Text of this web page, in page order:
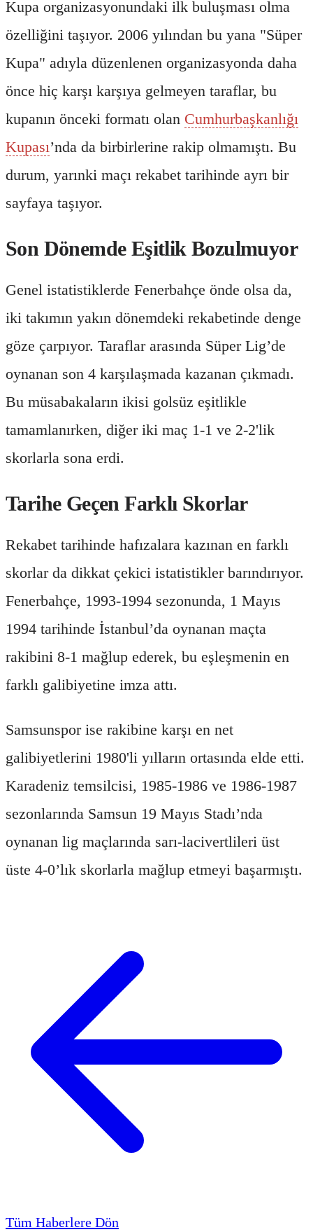
Kupa organizasyonundaki ilk buluşması olma
özelliğini taşıyor. 2006 yılından bu yana "Süper
Kupa" adıyla düzenlenen organizasyonda daha
önce hiç karşı karşıya gelmeyen taraflar, bu
kupanın önceki formatı olan Cumhurbaşkanlığı
Kupası’nda da birbirlerine rakip olmamıştı. Bu
durum, yarınki maçı rekabet tarihinde ayrı bir
sayfaya taşıyor.
Son Dönemde Eşitlik Bozulmuyor
Genel istatistiklerde Fenerbahçe önde olsa da,
iki takımın yakın dönemdeki rekabetinde denge
göze çarpıyor. Taraflar arasında Süper Lig’de
oynanan son 4 karşılaşmada kazanan çıkmadı.
Bu müsabakaların ikisi golsüz eşitlikle
tamamlanırken, diğer iki maç 1-1 ve 2-2'lik
skorlarla sona erdi.
Tarihe Geçen Farklı Skorlar
Rekabet tarihinde hafızalara kazınan en farklı
skorlar da dikkat çekici istatistikler barındırıyor.
Fenerbahçe, 1993-1994 sezonunda, 1 Mayıs
1994 tarihinde İstanbul’da oynanan maçta
rakibini 8-1 mağlup ederek, bu eşleşmenin en
farklı galibiyetine imza attı.
Samsunspor ise rakibine karşı en net
galibiyetlerini 1980'li yılların ortasında elde etti.
Karadeniz temsilcisi, 1985-1986 ve 1986-1987
sezonlarında Samsun 19 Mayıs Stadı’nda
oynanan lig maçlarında sarı-lacivertlileri üst
üste 4-0’lık skorlarla mağlup etmeyi başarmıştı.
Tüm Haberlere Dön